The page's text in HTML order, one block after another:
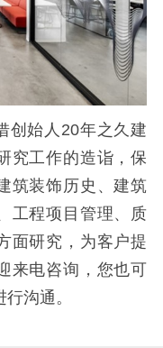
创始人20年之久建
究工作的造诣，保
筑装饰历史、建筑
工程项目管理、质
面研究，为客户提
来电咨询，您也可
沟通。